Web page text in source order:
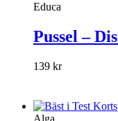
Educa
Pussel –
139 kr
Alga